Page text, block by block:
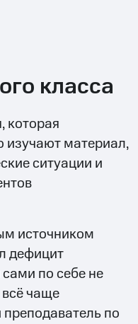
класса
которая
изучают материал,
ситуации и
источником
дефицит
по себе не
чаще
по